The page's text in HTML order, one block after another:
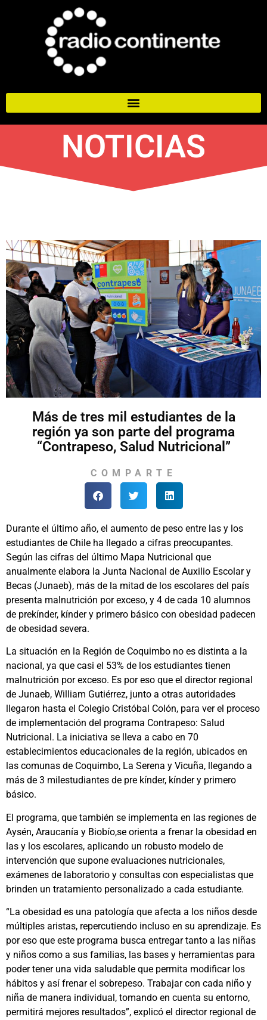
NOTICIAS
Más de tres mil estudiantes de la
región ya son parte del programa
“Contrapeso, Salud Nutricional”
COMPARTE
Durante el último año, el aumento de peso entre las y los
estudiantes de Chile ha llegado a cifras preocupantes.
Según las cifras del último Mapa Nutricional que
anualmente elabora la Junta Nacional de Auxilio Escolar y
Becas (Junaeb), más de la mitad de los escolares del país
presenta malnutrición por exceso, y 4 de cada 10 alumnos
de prekínder, kínder y primero básico con obesidad padecen
de obesidad severa.
La situación en la Región de Coquimbo no es distinta a la
nacional, ya que casi el 53% de los estudiantes tienen
malnutrición por exceso. Es por eso que el director regional
de Junaeb, William Gutiérrez, junto a otras autoridades
llegaron hasta el Colegio Cristóbal Colón, para ver el proceso
de implementación del programa Contrapeso: Salud
Nutricional. La iniciativa se lleva a cabo en 70
establecimientos educacionales de la región, ubicados en
las comunas de Coquimbo, La Serena y Vicuña, llegando a
más de 3 milestudiantes de pre kínder, kínder y primero
básico.
El programa, que también se implementa en las regiones de
Aysén, Araucanía y Biobío,se orienta a frenar la obesidad en
las y los escolares, aplicando un robusto modelo de
intervención que supone evaluaciones nutricionales,
exámenes de laboratorio y consultas con especialistas que
brinden un tratamiento personalizado a cada estudiante.
“La obesidad es una patología que afecta a los niños desde
múltiples aristas, repercutiendo incluso en su aprendizaje. Es
por eso que este programa busca entregar tanto a las niñas
y niños como a sus familias, las bases y herramientas para
poder tener una vida saludable que permita modificar los
hábitos y así frenar el sobrepeso. Trabajar con cada niño y
niña de manera individual, tomando en cuenta su entorno,
permitirá mejores resultados”, explicó el director regional de